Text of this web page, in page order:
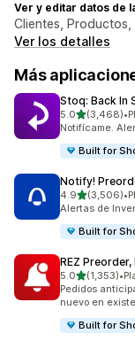
Ver y editar datos de
Clientes,
Ver los detalles
Más
Stoq: Back In
5.0de 5(3,468)
3468 reseñas•
Notifícame.
Built for
Notify!
4.9de 5(3,506)
3506 reseñas•
Alertas de
Built for
REZ
5.0de 5(1,353)
1353 reseñas
•
Pedidos
nuevo en
Built for